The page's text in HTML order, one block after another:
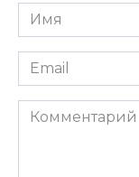
Имя
*
Email
*
Комментарий